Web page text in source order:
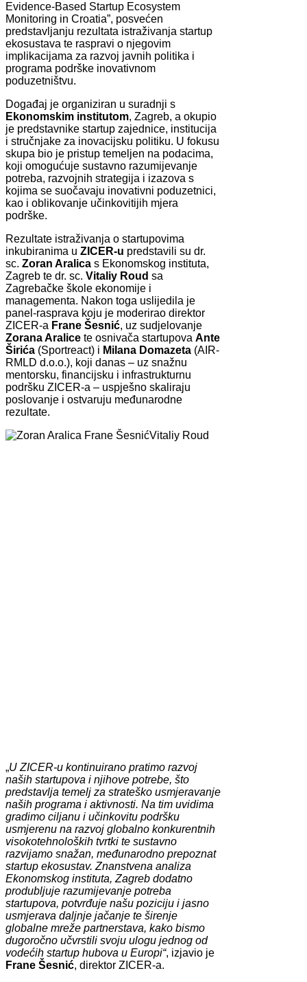
Evidence-Based Startup Ecosystem
Monitoring in Croatia”, posvećen
predstavljanju rezultata istraživanja startup
ekosustava te raspravi o njegovim
implikacijama za razvoj javnih politika i
programa podrške inovativnom
poduzetništvu.
Događaj je organiziran u suradnji s
Ekonomskim institutom, Zagreb, a okupio
je predstavnike startup zajednice, institucija
i stručnjake za inovacijsku politiku. U fokusu
skupa bio je pristup temeljen na podacima,
koji omogućuje sustavno razumijevanje
potreba, razvojnih strategija i izazova s
kojima se suočavaju inovativni poduzetnici,
kao i oblikovanje učinkovitijih mjera
podrške.
Rezultate istraživanja o startupovima
inkubiranima u ZICER-u predstavili su dr.
sc. Zoran Aralica s Ekonomskog instituta,
Zagreb te dr. sc. Vitaliy Roud sa
Zagrebačke škole ekonomije i
managementa. Nakon toga uslijedila je
panel-rasprava koju je moderirao direktor
ZICER-a Frane Šesnić, uz sudjelovanje
Zorana Aralice te osnivača startupova Ante
Širića (Sportreact) i Milana Domazeta (AIR-
RMLD d.o.o.), koji danas – uz snažnu
mentorsku, financijsku i infrastrukturnu
podršku ZICER-a – uspješno skaliraju
poslovanje i ostvaruju međunarodne
rezultate.
„U ZICER-u kontinuirano pratimo razvoj
naših startupova i njihove potrebe, što
predstavlja temelj za strateško usmjeravanje
naših programa i aktivnosti. Na tim uvidima
gradimo ciljanu i učinkovitu podršku
usmjerenu na razvoj globalno konkurentnih
visokotehnoloških tvrtki te sustavno
razvijamo snažan, međunarodno prepoznat
startup ekosustav. Znanstvena analiza
Ekonomskog instituta, Zagreb dodatno
produbljuje razumijevanje potreba
startupova, potvrđuje našu poziciju i jasno
usmjerava daljnje jačanje te širenje
globalne mreže partnerstava, kako bismo
dugoročno učvrstili svoju ulogu jednog od
vodećih startup hubova u Europi“, izjavio je
Frane Šesnić, direktor ZICER-a.